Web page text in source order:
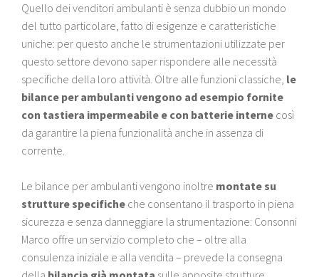
Quello dei venditori ambulanti è senza dubbio un mondo
del tutto particolare, fatto di esigenze e caratteristiche
uniche: per questo anche le strumentazioni utilizzate per
questo settore devono saper rispondere alle necessità
specifiche della loro attività. Oltre alle funzioni classiche, le
bilance per ambulanti vengono ad esempio fornite
con tastiera impermeabile e con batterie interne così
da garantire la piena funzionalità anche in assenza di
corrente.
Le bilance per ambulanti vengono inoltre montate su
strutture specifiche che consentano il trasporto in piena
sicurezza e senza danneggiare la strumentazione: Consonni
Marco offre un servizio completo che – oltre alla
consulenza iniziale e alla vendita – prevede la consegna